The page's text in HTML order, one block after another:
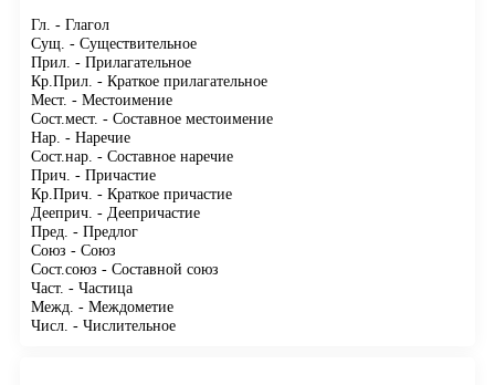
Гл. - Глагол
Сущ. - Существительное
Прил. - Прилагательное
Кр.Прил. - Краткое прилагательное
Мест. - Местоимение
Сост.мест. - Составное местоимение
Нар. - Наречие
Сост.нар. - Составное наречие
Прич. - Причастие
Кр.Прич. - Краткое причастие
Дееприч. - Деепричастие
Пред. - Предлог
Союз - Союз
Сост.союз - Составной союз
Част. - Частица
Межд. - Междометие
Числ. - Числительное